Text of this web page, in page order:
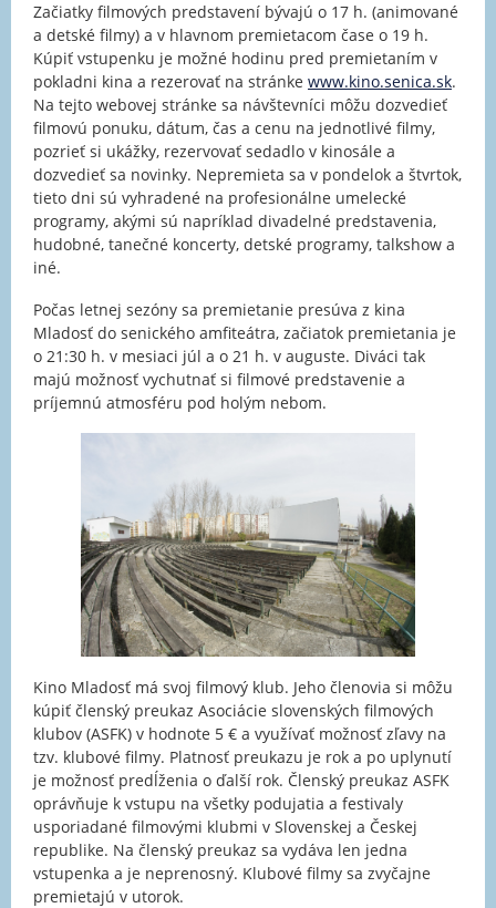
Začiatky filmových predstavení bývajú o 17 h. (animované
a detské filmy) a v hlavnom premietacom čase o 19 h.
Kúpiť vstupenku je možné hodinu pred premietaním v
pokladni kina a rezerovať na stránke www.kino.senica.sk.
Na tejto webovej stránke sa návštevníci môžu dozvedieť
filmovú ponuku, dátum, čas a cenu na jednotlivé filmy,
pozrieť si ukážky, rezervovať sedadlo v kinosále a
dozvedieť sa novinky. Nepremieta sa v pondelok a štvrtok,
tieto dni sú vyhradené na profesionálne umelecké
programy, akými sú napríklad divadelné predstavenia,
hudobné, tanečné koncerty, detské programy, talkshow a
iné.
Počas letnej sezóny sa premietanie presúva z kina
Mladosť do senického amfiteátra, začiatok premietania je
o 21:30 h. v mesiaci júl a o 21 h. v auguste. Diváci tak
majú možnosť vychutnať si filmové predstavenie a
príjemnú atmosféru pod holým nebom.
Kino Mladosť má svoj filmový klub. Jeho členovia si môžu
kúpiť členský preukaz Asociácie slovenských filmových
klubov (ASFK) v hodnote 5 € a využívať možnosť zľavy na
tzv. klubové filmy. Platnosť preukazu je rok a po uplynutí
je možnosť predĺženia o ďalší rok. Členský preukaz ASFK
oprávňuje k vstupu na všetky podujatia a festivaly
usporiadané filmovými klubmi v Slovenskej a Českej
republike. Na členský preukaz sa vydáva len jedna
vstupenka a je neprenosný. Klubové filmy sa zvyčajne
premietajú v utorok.